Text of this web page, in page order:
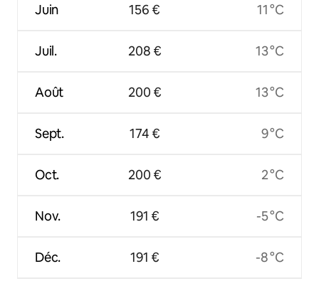
Juin
Juil.
Août
Sept.
Oct.
Nov.
Déc.
156 €
208 €
200 €
174 €
200 €
191 €
191 €
11 °C
13 °C
13 °C
9 °C
2 °C
-5 °C
-8 °C